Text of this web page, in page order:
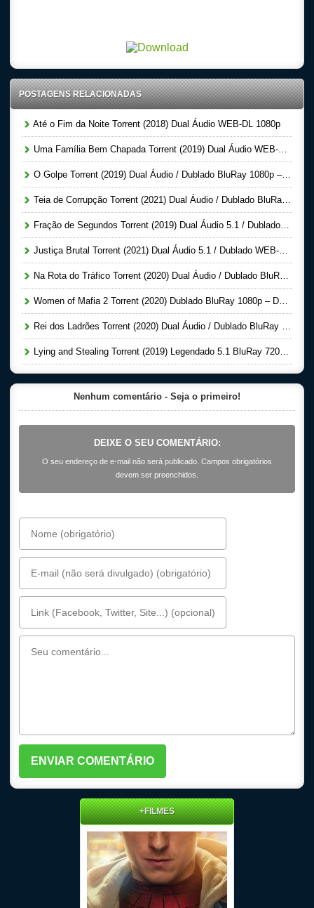
POSTAGENS RELACIONADAS
Até o Fim da Noite Torrent (2018) Dual Áudio WEB-DL 1080p
Uma Família Bem Chapada Torrent (2019) Dual Áudio WEB-DL 1080p
O Golpe Torrent (2019) Dual Áudio / Dublado BluRay 1080p – Download
Teia de Corrupção Torrent (2021) Dual Áudio / Dublado BluRay 1080p – Download
Fração de Segundos Torrent (2019) Dual Áudio 5.1 / Dublado BluRay 1080p – Download
Justiça Brutal Torrent (2021) Dual Áudio 5.1 / Dublado WEB-DL 1080p – Download
Na Rota do Tráfico Torrent (2020) Dual Áudio / Dublado BluRay 720p | 1080p FULL HD – Download
Women of Mafia 2 Torrent (2020) Dublado BluRay 1080p – Download
Rei dos Ladrões Torrent (2020) Dual Áudio / Dublado BluRay 720p e 1080p – Download
Lying and Stealing Torrent (2019) Legendado 5.1 BluRay 720p | 1080p – Download
Nenhum comentário - Seja o primeiro!
DEIXE O SEU COMENTÁRIO:
O seu endereço de e-mail não será publicado. Campos obrigatórios
devem ser preenchidos.
+FILMES